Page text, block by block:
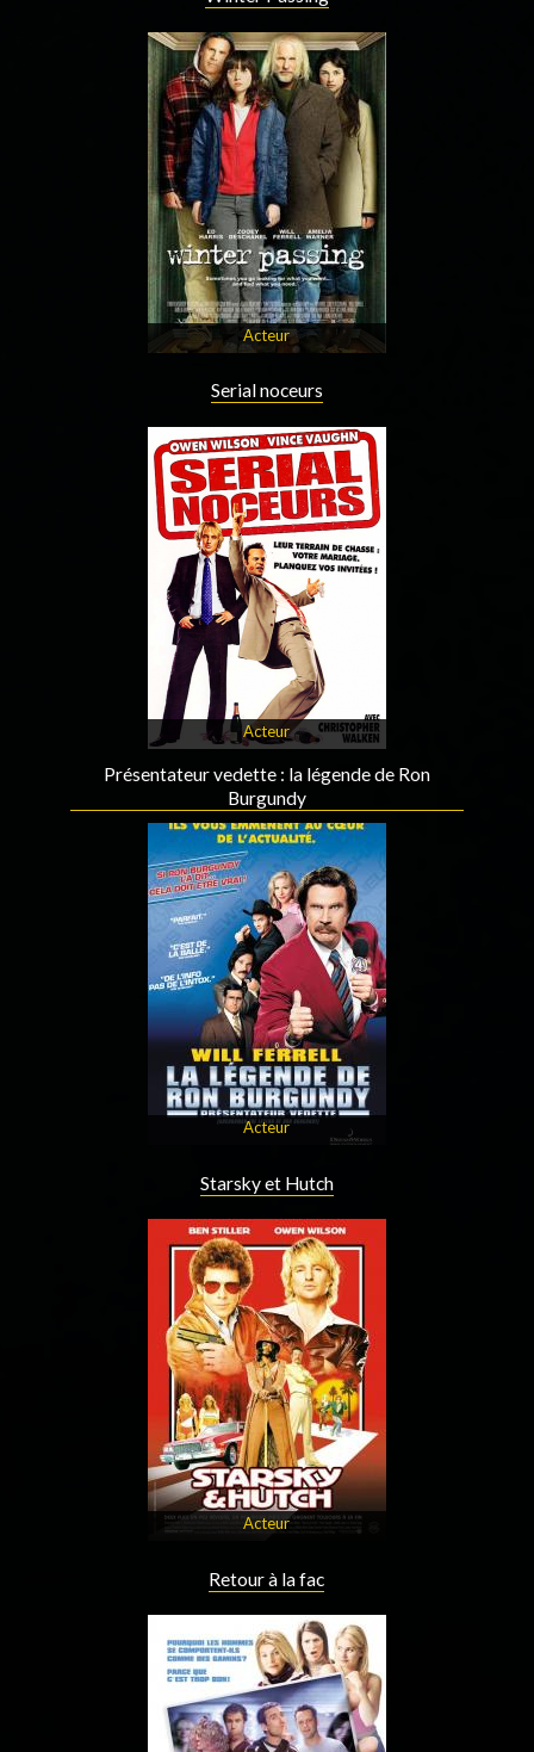
Acteur
Serial noceurs
Acteur
Présentateur vedette : la légende de Ron
Burgundy
Acteur
Starsky et Hutch
Acteur
Retour à la fac